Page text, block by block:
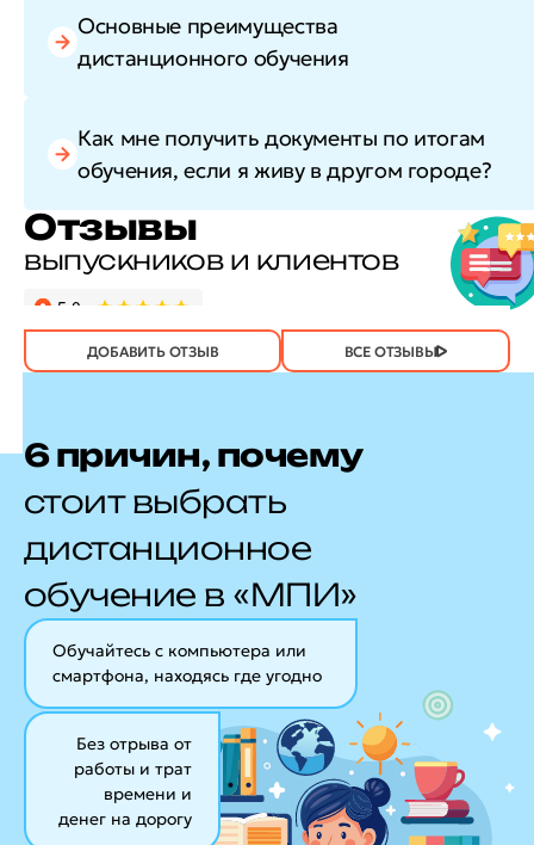
Основные преимущества
дистанционного обучения
Как мне получить документы по итогам
обучения, если я живу в другом городе?
Отзывы
выпускников и клиентов
ДОБАВИТЬ ОТЗЫВ ВСЕ ОТЗЫВЫ
6 причин, почему
стоит выбрать
дистанционное
обучение в «МПИ»
Обучайтесь с компьютера или
смартфона, находясь где угодно
Без отрыва от
работы и трат
времени и
денег на дорогу